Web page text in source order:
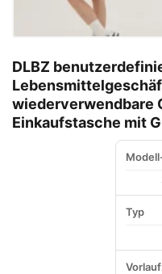
DLBZ
wiederverwendbare
Einkaufstasche mit
Typ